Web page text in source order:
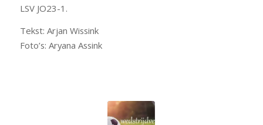
LSV JO23-1.
Tekst: Arjan Wissink
Foto’s: Aryana Assink